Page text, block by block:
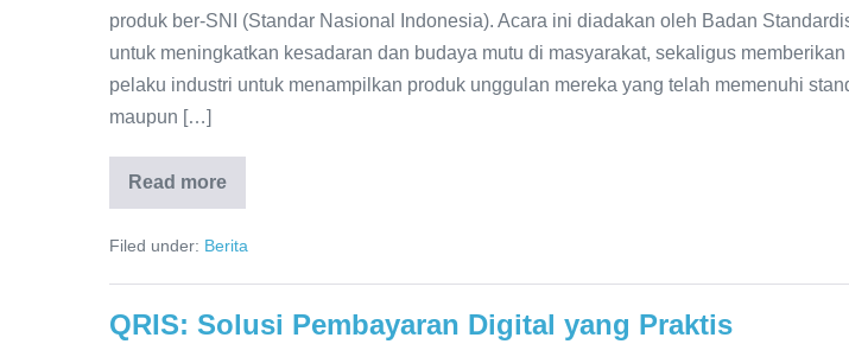
produk ber-SNI (Standar Nasional Indonesia). Acara ini diadakan oleh Badan
untuk meningkatkan kesadaran dan budaya mutu di masyarakat, sekaligus
pelaku industri untuk menampilkan produk unggulan mereka yang telah memenuhi
maupun […]
Read more
Filed under: Berita
QRIS: Solusi Pembayaran Digital yang Praktis